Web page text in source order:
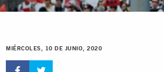
ESTRANGULAR AL
MOVIMIENTO
MIÉRCOLES, 10 DE JUNIO, 2020